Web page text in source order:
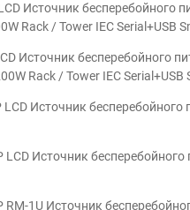
Источник бесперебойного
Rack / Tower IEC Serial+USB
Источник бесперебойного
Rack / Tower IEC Serial+USB
Источник
LCD Источник
RM-1U Источник